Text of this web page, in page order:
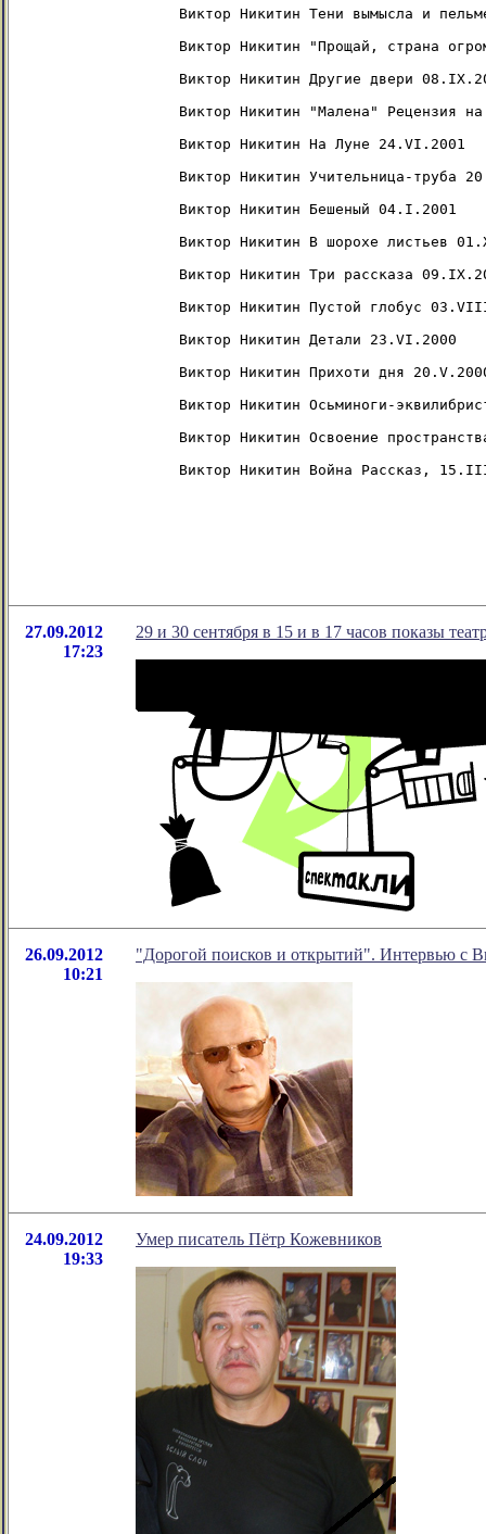
Виктор Никитин Тени вымысла и
Виктор Никитин "Прощай, страна
Виктор Никитин Другие двери
Виктор Никитин "Малена" Рецензия
Виктор Никитин На Луне 24.VI.2001
Виктор Никитин Учительница-труба
Виктор Никитин Бешеный 04.I.2001
Виктор Никитин В шорохе листьев
Виктор Никитин Три рассказа
Виктор Никитин Пустой глобус
Виктор Никитин Детали 23.VI.2000
Виктор Никитин Прихоти дня
Виктор Никитин Осьминоги-
Виктор Никитин Освоение
27.09.2012
17:23
29 и 30 сентября в 15 и в 17 часов показы
26.09.2012
10:21
"Дорогой поисков и открытий". Интервью с
24.09.2012
19:33
Умер писатель Пётр Кожевников